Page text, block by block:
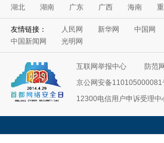
湖北
湖南 广东 广西 海南
友情链接： 人民网 新华网
中国网
中国新闻网
光明网
互联网举报中心
防范
京公网安备110105000081
12300电信用户申诉受理中